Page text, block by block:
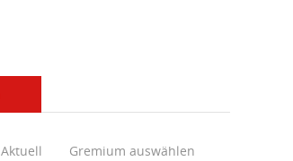
Aktuell Gremium auswählen